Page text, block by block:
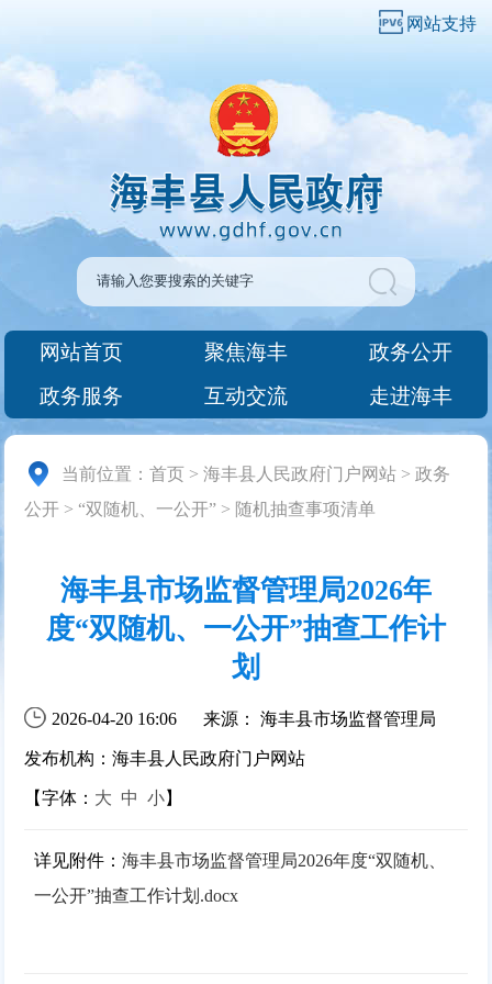
网站支持
网站首页 聚焦海丰
政务公开
政务服务
互动交流 走进海丰
当前位置：首页 >海丰县人民政府门户网站 >政务
公开 > “双随机、一公开” > 随机抽查事项清单
海丰县市场监督管理局2026年
度“双随机、一公开”抽查工作计
划
2026-04-20 16:06 来源： 海丰县市场监督管理局
发布机构：海丰县人民政府门户网站
【字体： 大 中 小】
详见附件： 海丰县市场监督管理局2026年度“双随机、
一公开”抽查工作计划.docx